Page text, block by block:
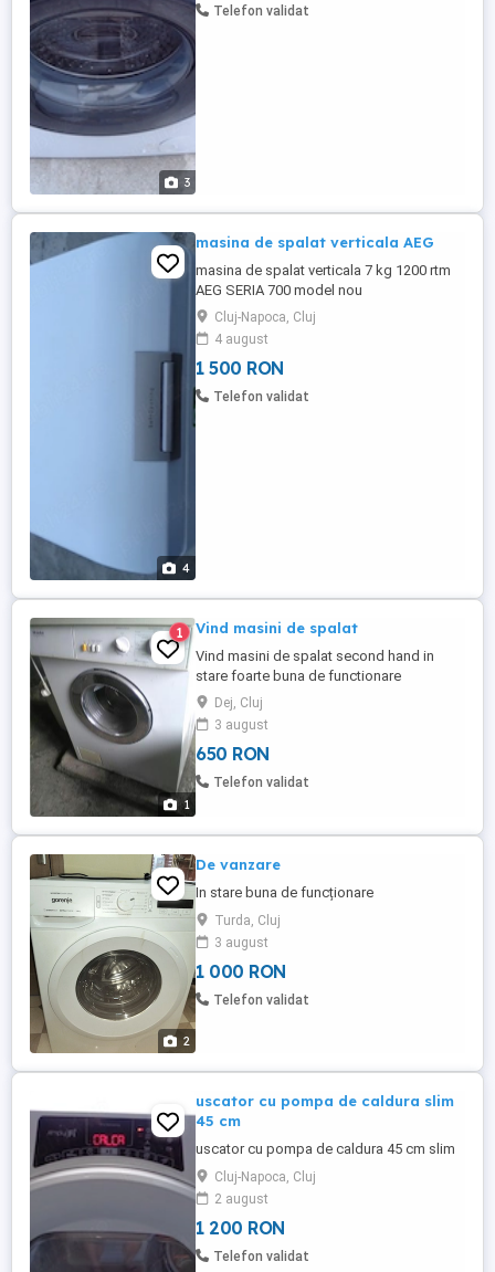
3
Telefon validat
4
masina de spalat verticala AEG
masina de spalat verticala 7 kg 1200 rtm
AEG SERIA 700 model nou
Cluj-Napoca, Cluj
4 august
1 500 RON
Telefon validat
1
1 Vind masini de spalat
Vind masini de spalat second hand in
stare foarte buna de functionare
Dej, Cluj
3 august
650 RON
Telefon validat
2
De vanzare
In stare buna de funcționare
Turda, Cluj
3 august
1 000 RON
Telefon validat
uscator cu pompa de caldura slim
45 cm
uscator cu pompa de caldura 45 cm slim
Cluj-Napoca, Cluj
2 august
1 200 RON
Telefon validat